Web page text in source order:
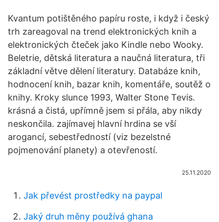
Kvantum potištěného papíru roste, i když i český
trh zareagoval na trend elektronických knih a
elektronických čteček jako Kindle nebo Wooky.
Beletrie, dětská literatura a naučná literatura, tři
základní větve dělení literatury. Databáze knih,
hodnocení knih, bazar knih, komentáře, soutěž o
knihy. Kroky slunce 1993, Walter Stone Tevis.
krásná a čistá, upřímně jsem si přála, aby nikdy
neskončila. zajímavej hlavní hrdina se vší
arogancí, sebestředností (viz bezelstné
pojmenování planety) a otevřeností.
25.11.2020
Jak převést prostředky na paypal
Jaký druh měny používá ghana